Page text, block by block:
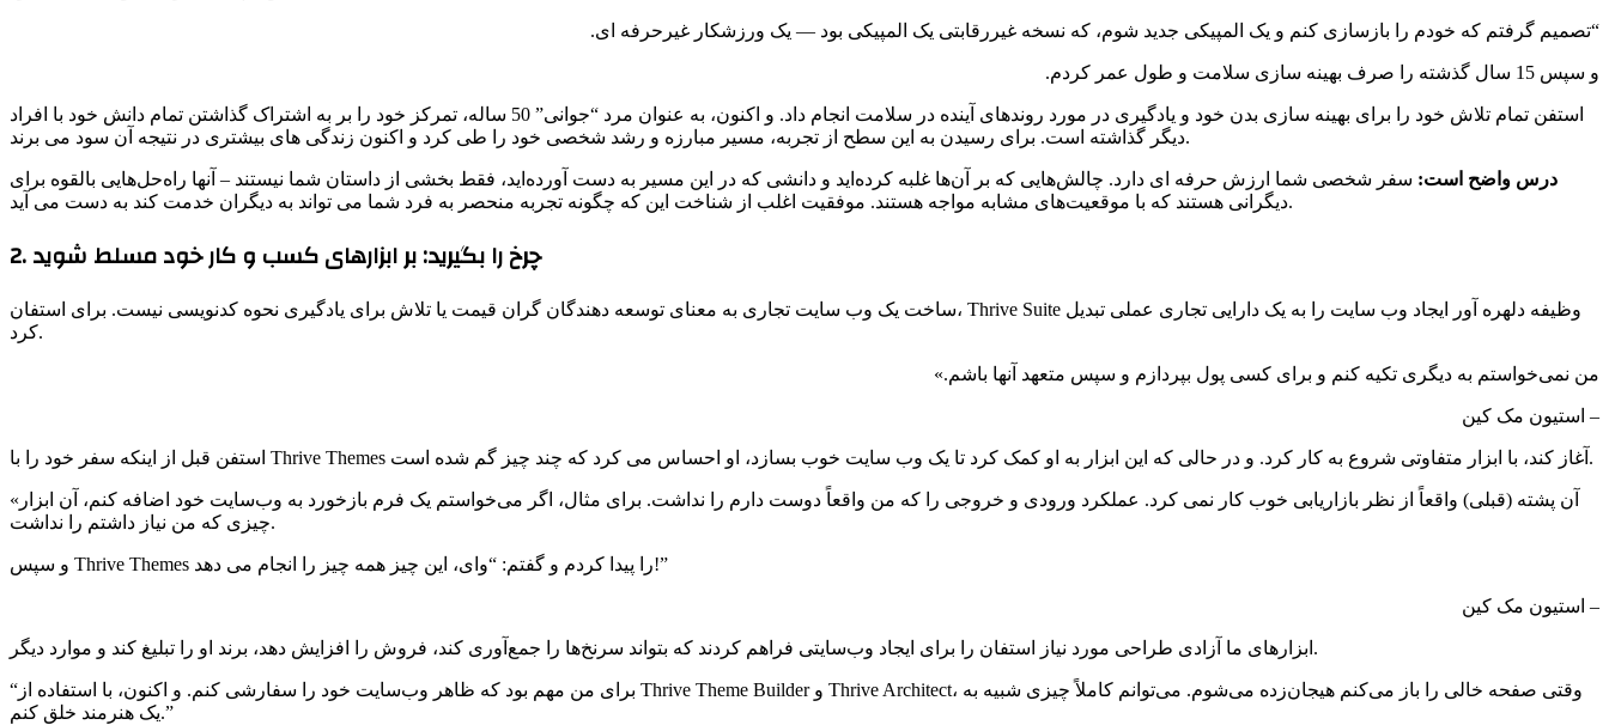
“تصمیم گرفتم که خودم را بازسازی کنم و یک المپیکی جدید شوم، که نسخه غیررقابتی یک المپیکی بود — یک ورزشکار غیرحرفه ای.
و سپس 15 سال گذشته را صرف بهینه سازی سلامت و طول عمر کردم.
استفن تمام تلاش خود را برای بهینه سازی بدن خود و یادگیری در مورد روندهای آینده در سلامت انجام داد. و اکنون، به عنوان مرد “جوانی” 50 ساله، تمرکز خود را بر به اشتراک گذاشتن تمام دانش خود با افراد
دیگر گذاشته است. برای رسیدن به این سطح از تجربه، مسیر مبارزه و رشد شخصی خود را طی کرد و اکنون زندگی های بیشتری در نتیجه آن سود می برند.
درس واضح است: سفر شخصی شما ارزش حرفه ای دارد. چالش‌هایی که بر آن‌ها غلبه کرده‌اید و دانشی که در این مسیر به دست آورده‌اید، فقط بخشی از داستان شما نیستند – آنها راه‌حل‌هایی بالقوه برای
دیگرانی هستند که با موقعیت‌های مشابه مواجه هستند. موفقیت اغلب از شناخت این که چگونه تجربه منحصر به فرد شما می تواند به دیگران خدمت کند به دست می آید.
2. چرخ را بگیرید: بر ابزارهای کسب و کار خود مسلط شوید
ساخت یک وب سایت تجاری به معنای توسعه دهندگان گران قیمت یا تلاش برای یادگیری نحوه کدنویسی نیست. برای استفان، Thrive Suite وظیفه دلهره آور ایجاد وب سایت را به یک دارایی تجاری عملی تبدیل
کرد.
من نمی‌خواستم به دیگری تکیه کنم و برای کسی پول بپردازم و سپس متعهد آنها باشم.»
– استیون مک کین
استفن قبل از اینکه سفر خود را با Thrive Themes آغاز کند، با ابزار متفاوتی شروع به کار کرد. و در حالی که این ابزار به او کمک کرد تا یک وب سایت خوب بسازد، او احساس می کرد که چند چیز گم شده است.
«آن پشته (قبلی) واقعاً از نظر بازاریابی خوب کار نمی کرد. عملکرد ورودی و خروجی را که من واقعاً دوست دارم را نداشت. برای مثال، اگر می‌خواستم یک فرم بازخورد به وب‌سایت خود اضافه کنم، آن ابزار
چیزی که من نیاز داشتم را نداشت.
و سپس Thrive Themes را پیدا کردم و گفتم: “وای، این چیز همه چیز را انجام می دهد!”
– استیون مک کین
ابزارهای ما آزادی طراحی مورد نیاز استفان را برای ایجاد وب‌سایتی فراهم کردند که بتواند سرنخ‌ها را جمع‌آوری کند، فروش را افزایش دهد، برند او را تبلیغ کند و موارد دیگر.
“برای من مهم بود که ظاهر وب‌سایت خود را سفارشی کنم. و اکنون، با استفاده از Thrive Theme Builder و Thrive Architect، وقتی صفحه خالی را باز می‌کنم هیجان‌زده می‌شوم. می‌توانم کاملاً چیزی شبیه به
یک هنرمند خلق کنم.”